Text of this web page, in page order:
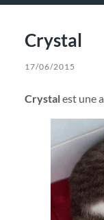
Crystal
17/06/2015
Crystalest une